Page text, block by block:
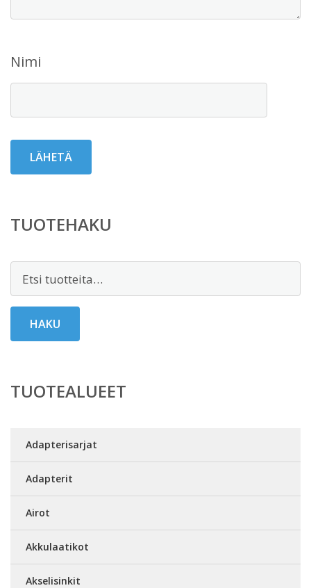
Nimi
TUOTEHAKU
HAKU
TUOTEALUEET
Adapterisarjat
Adapterit
Airot
Akkulaatikot
Akselisinkit